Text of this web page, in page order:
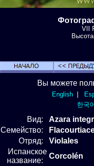
VII
Вы можете
English|
한국
Вид:
Azara
Семейство:
Отряд:
Violales
Испанское
название:
Corcolén